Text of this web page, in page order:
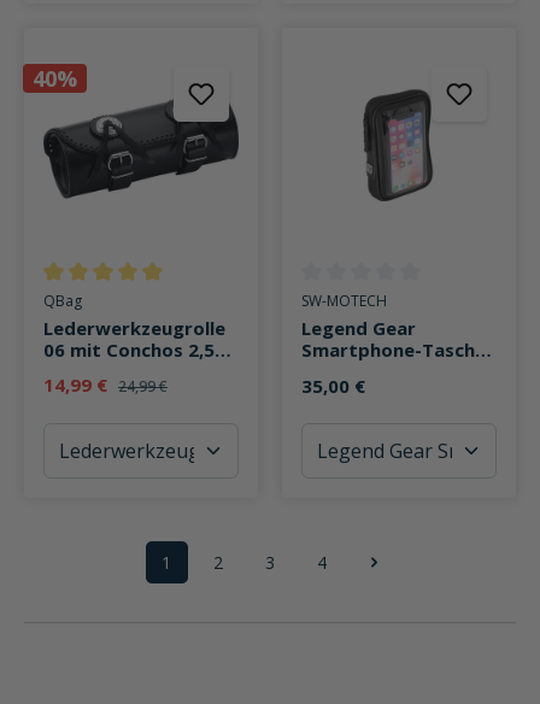
40%
Durchschnittliche Bewertung von 5 von 5 Sternen
QBag
Lederwerkzeugrolle
06 mit Conchos 2,5
14,99 € 24,99 €
Durchschnittliche Bewertung
SW-MOTECH
Legend Gear
Smartphone-Tasche
35,00 €
Seite
1 Seite
2 Seite
3 Seite
4